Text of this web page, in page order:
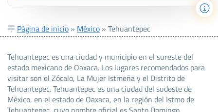
Página de inicio » México » Tehuantepec
Tehuantepec es una ciudad y municipio en el sureste del
estado mexicano de Oaxaca. Los lugares recomendados para
visitar son el Zócalo, La Mujer Istmeña y el Distrito de
Tehuantepec. Tehuantepec es una ciudad del sudeste de
México, en el estado de Oaxaca, en la región del Istmo de